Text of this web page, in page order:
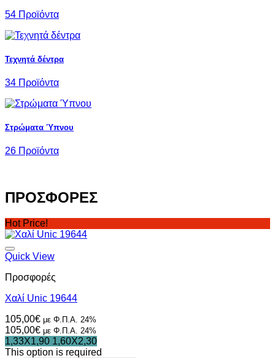
54 Προϊόντα
Τεχνητά δέντρα
34 Προϊόντα
Στρώματα Ύπνου
26 Προϊόντα
ΠΡΟΣΦΟΡΕΣ
Hot Price!
Quick View
Προσφορές
Χαλί Unic 19644
105,00€ με Φ.Π.Α. 24%
105,00€ με Φ.Π.Α. 24%
1,33X1,90 1,60X2,30
This option is required